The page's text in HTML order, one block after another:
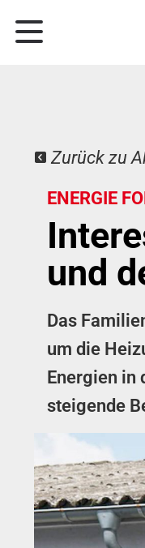
Zurück zu
ENERGIE
und
Das
um die
Energien in
steigende